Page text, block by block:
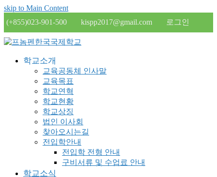
skip to Main Content
(+855)023-901-500
kispp2017@gmail.com 로그인
학교소개
교육공동체 인사말
교육목표
학교연혁
학교현황
학교상징
법인 이사회
찾아오시는길
전입학안내
전입학 전형 안내
구비서류 및 수업료 안내
학교소식